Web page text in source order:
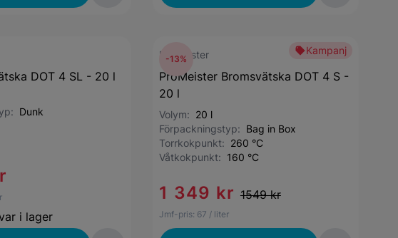
DOT 4 SL - 20 l
Dunk
i lager
Kampanj
ProMeister
ProMeister Bromsvätska DOT 4 S -
20 l
Volym: 20 l
Förpackningstyp: Bag in Box
Torrkokpunkt: 260 °C
Våtkokpunkt: 160 °C
1 349 kr 1549 kr
Jmf-pris: 67 / liter
-13%